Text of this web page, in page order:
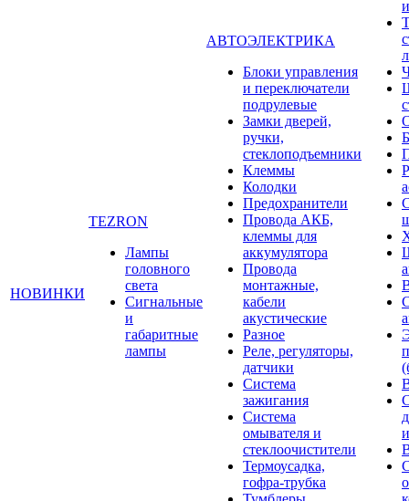
НОВИНКИ
TEZRON
Лампы
головного
света
Сигнальные
и
габаритные
лампы
АВТОЭЛЕКТРИКА
Блоки управления
и переключатели
подрулевые
Замки дверей,
ручки,
стеклоподъемники
Клеммы
Колодки
Предохранители
Провода АКБ,
клеммы для
аккумулятора
Провода
монтажные,
кабели
акустические
Разное
Реле, регуляторы,
датчики
Система
зажигания
Система
омывателя и
стеклоочистители
Термоусадка,
гофра-трубка